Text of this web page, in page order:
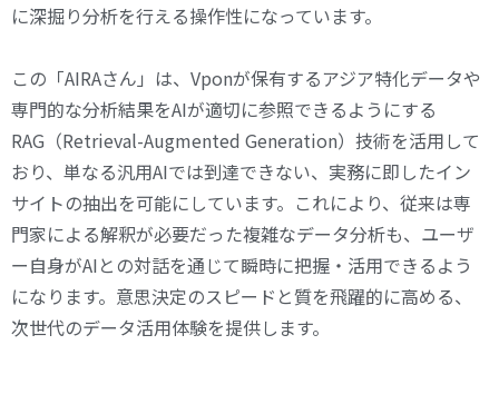
に深掘り分析を行える操作性になっています。
この「AIRAさん」は、Vponが保有するアジア特化データや
専門的な分析結果をAIが適切に参照できるようにする
RAG（Retrieval-Augmented Generation）技術を活用して
おり、単なる汎用AIでは到達できない、実務に即したイン
サイトの抽出を可能にしています。これにより、従来は専
門家による解釈が必要だった複雑なデータ分析も、ユーザ
ー自身がAIとの対話を通じて瞬時に把握・活用できるよう
になります。意思決定のスピードと質を飛躍的に高める、
次世代のデータ活用体験を提供します。